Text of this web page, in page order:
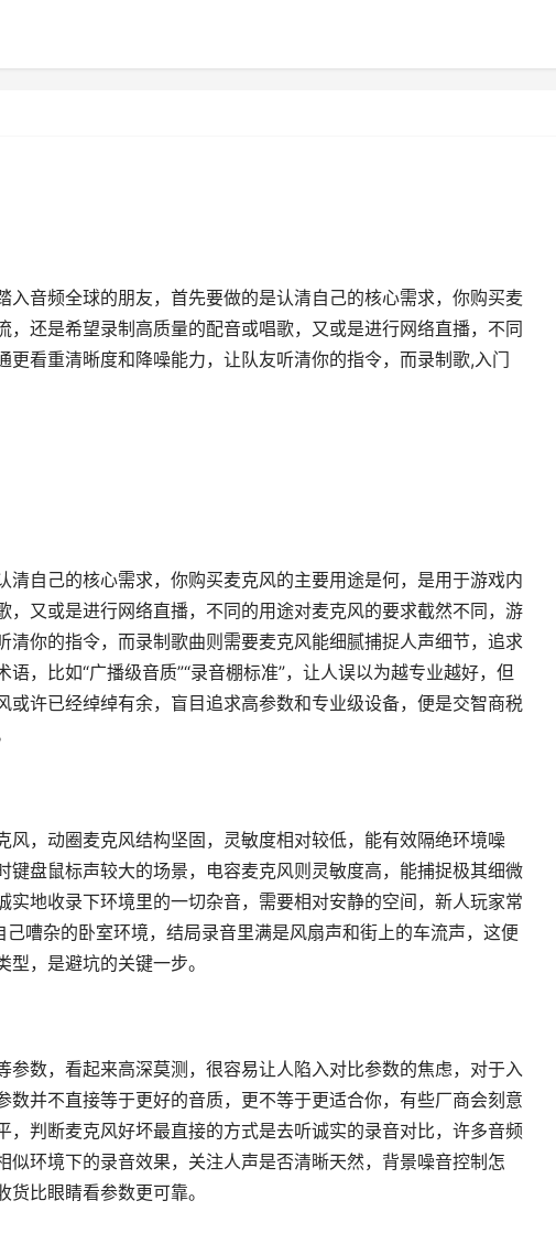
音频全球的朋友，首先要做的是认清自己的核心需求，你购买麦
还是希望录制高质量的配音或唱歌，又或是进行网络直播，不同
看重清晰度和降噪能力，让队友听清你的指令，而录制歌,入门
自己的核心需求，你购买麦克风的主要用途是何，是用于游戏内
，又或是进行网络直播，不同的用途对麦克风的要求截然不同，游
你的指令，而录制歌曲则需要麦克风能细腻捕捉人声细节，追求
，比如“广播级音质”“录音棚标准”，让人误以为越专业越好，但
或许已经绰绰有余，盲目追求高参数和专业级设备，便是交智商税
，动圈麦克风结构坚固，灵敏度相对较低，能有效隔绝环境噪
盘鼠标声较大的场景，电容麦克风则灵敏度高，能捕捉极其细微
地收录下环境里的一切杂音，需要相对安静的空间，新人玩家常
嘈杂的卧室环境，结局录音里满是风扇声和街上的车流声，这便
，是避坑的关键一步。
参数，看起来高深莫测，很容易让人陷入对比参数的焦虑，对于入
并不直接等于更好的音质，更不等于更适合你，有些厂商会刻意
，判断麦克风好坏最直接的方式是去听诚实的录音对比，许多音频
环境下的录音效果，关注人声是否清晰天然，背景噪音控制怎
比眼睛看参数更可靠。